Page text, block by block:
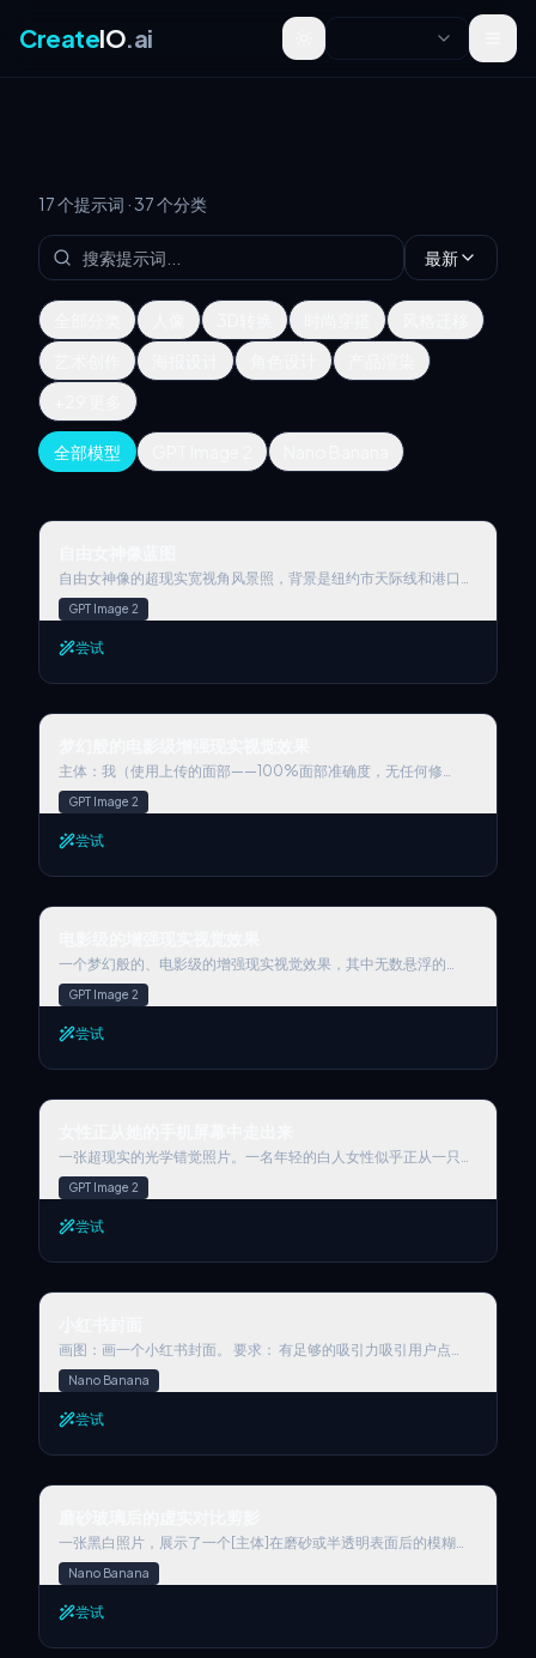
CreateIO.ai Toggle theme
17 个提示词 · 37 个分类
最新
全部模型
自由女神像蓝图
自由女神像的超现实宽视角风景照，背景是纽约市天际线和港口。
场景上叠加了一个白色手绘的增强现实技术覆盖层。特点包括：1.
涂鸦式白色引导线指向关键细节，如“火炬”、“皇冠光芒”和“铜
壳”，并带有手写文本标签。2. 大型尺寸垂直测量箭头指示从地面
到火炬的总高度。3. 小型浮动线框图标显示风荷载数据和材料组
GPT Image 2
尝试
梦幻般的电影级增强现实视觉效果
主体：我（使用上传的面部——100%面部准确度，无任何修
改）。面部无额外亮度，保持我自然的深色面部肤色不变。梦幻
般、电影品质的增强现实视觉效果，无数漂浮的Spotify播放器界
面卡片围绕着中心人物（显示的人物）轨道运行，我正靠在街上的
路灯杆上，手持手机并看向手机，处于完整的3D空间构图中，每
实的Apple Music UI/Spotify UI元素播放进度指示器，并展示[艺
光，伴随着经过测量的电影级光晕，与场景的环境光有机地相互作
用；构图展示了冷色到中性色调的调色板，具有丰富但保留的阴影
细节，来自专辑封面的策略性色彩爆发，中高对比度水平与逐渐的
而较远的卡片则接受柔和的模糊处理，以及低调的运动增强强调，
敦街景背景。创建一张9:16的高清照片
GPT Image 2
尝试
电影级的增强现实视觉效果
一个梦幻般的、电影级的增强现实视觉效果，其中无数悬浮的
Spotify播放器界面卡片在完整的3D空间构图中环绕着中心人物
（所示人物），每张音乐播放器卡片都策略性地放置在不同的距
离，有些突出地放置在前面并部分覆盖主体，而另一些则漂浮在主
体后面和旁边，利用真实的Apple Music UI/Spotify UI元素播放
出柔和弥散的边框发光，带有适度的电影光晕，与场景的环境光有
点过渡，微妙的焦点深度变化，其中较近的卡片保持清晰细节，而
较远的卡片则获得柔和的模糊处理，以及低调的运动增强强调，同
时保持主体逼真、居中定位，并真实地融入其物理环境。
GPT Image 2
尝试
女性正从她的手机屏幕中走出来
一张超现实的光学错觉照片。一名年轻的白人女性似乎正从一只手
握着的智能手机屏幕中走出。屏幕显示着相机界面，捕捉到她的靴
子，而她真实的上半身则从手机中延伸到现实世界。确保手机屏幕
清晰显示iOS相机UI（快门按钮、模式文字）。手写注释必须清晰
可辨，且不能镜像。20多岁。迷人俏皮的眼神，自信、直接，直
分明的欧式特征（高鼻梁、双眼皮、分明的下颌线）。深棕色长
机屏幕界面内可见。脸部和手部为白皙的白人肤色，超真实的皮肤
纹理，可见毛孔，自然瑕疵，柔和的日光照明。姿势：躯干和头部
垂直从手机中伸出，双腿显示在屏幕上。动态站姿。整体充满活力
纺织品摄影。迷你裙和皮靴（深灰色裙子，棕色靴子）。靴子在屏
App界面（底部白色圆形快门按钮，“PHOTO”文字）。手机屏幕
字）。摄影：数码单反摄影，微距镜头捕捉手机细节。POV视
角，高角度俯视手部。合成摄影，3:4宽高比。清晰的屏幕像素，
屏幕上的指纹污迹，逼真的织物纹理。阴天柔和的自然光。背景长
园。带有“Le silence”文字的绿色公园长椅，秋叶。电影感、真实
GPT Image 2
尝试
小红书封面
画图：画一个小红书封面。 要求： 有足够的吸引力吸引用户点
击； 字体醒目，选择有个性的字体； 文字大小按重要度分级，体
现文案的逻辑结构； 标题是普通文字的至少2倍； 文字段落之间留
白。 只对要强调的文字用醒目色吸引用户注意； 背景使用吸引眼
球的图案（包括不限于纸张，记事本，微信聊天窗口，选择一种）
造力爆表🎨 快来试试！ 图像9:16比例
Nano Banana
尝试
磨砂玻璃后的虚实对比剪影
一张黑白照片，展示了一个[主体]在磨砂或半透明表面后的模糊剪
影。其[部分]轮廓清晰，紧贴表面，与其余朦胧、模糊的身影形成
鲜明对比。背景是柔和的灰色渐变色调，增强了神秘和艺术的氛
围。
Nano Banana
尝试